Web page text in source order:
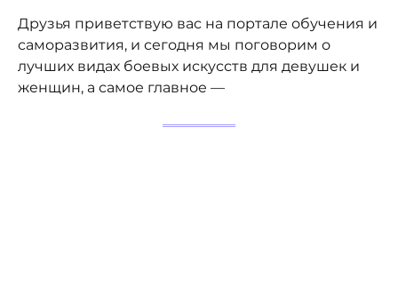
Друзья приветствую вас на портале обучения и
саморазвития, и сегодня мы поговорим о
лучших видах боевых искусств для девушек и
женщин, а самое главное —